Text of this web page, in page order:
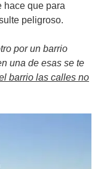
hace que para
peligroso.
por un barrio
una de esas se te
barrio las calles no